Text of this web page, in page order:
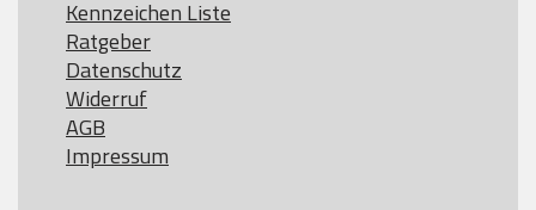
Kennzeichen Liste
Ratgeber
Datenschutz
Widerruf
AGB
Impressum